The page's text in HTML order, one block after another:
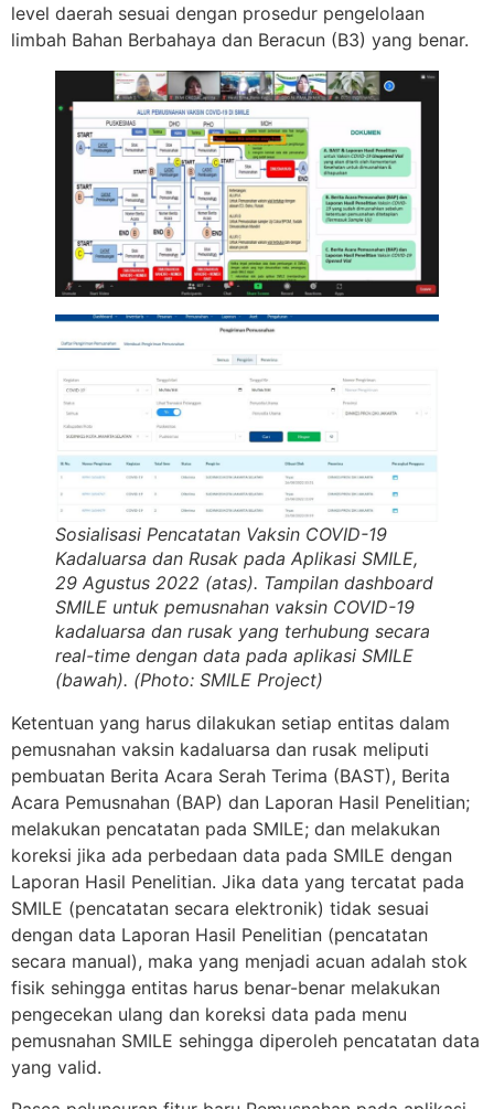
level daerah sesuai dengan prosedur pengelolaan
limbah Bahan Berbahaya dan Beracun (B3) yang benar.
Sosialisasi Pencatatan Vaksin COVID-19
Kadaluarsa dan Rusak pada Aplikasi SMILE,
29 Agustus 2022 (atas). Tampilan dashboard
SMILE untuk pemusnahan vaksin COVID-19
kadaluarsa dan rusak yang terhubung secara
real-time dengan data pada aplikasi SMILE
(bawah). (Photo: SMILE Project)
Ketentuan yang harus dilakukan setiap entitas dalam
pemusnahan vaksin kadaluarsa dan rusak meliputi
pembuatan Berita Acara Serah Terima (BAST), Berita
Acara Pemusnahan (BAP) dan Laporan Hasil Penelitian;
melakukan pencatatan pada SMILE; dan melakukan
koreksi jika ada perbedaan data pada SMILE dengan
Laporan Hasil Penelitian. Jika data yang tercatat pada
SMILE (pencatatan secara elektronik) tidak sesuai
dengan data Laporan Hasil Penelitian (pencatatan
secara manual), maka yang menjadi acuan adalah stok
fisik sehingga entitas harus benar-benar melakukan
pengecekan ulang dan koreksi data pada menu
pemusnahan SMILE sehingga diperoleh pencatatan data
yang valid.